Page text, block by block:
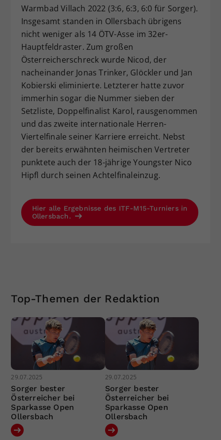
Warmbad Villach 2022 (3:6, 6:3, 6:0 für Sorger).
Insgesamt standen in Ollersbach übrigens
nicht weniger als 14 ÖTV-Asse im 32er-
Hauptfeldraster. Zum großen
Österreicherschreck wurde Nicod, der
nacheinander Jonas Trinker, Glöckler und Jan
Kobierski eliminierte. Letzterer hatte zuvor
immerhin sogar die Nummer sieben der
Setzliste, Doppelfinalist Karol, rausgenommen
und das zweite internationale Herren-
Viertelfinale seiner Karriere erreicht. Nebst
der bereits erwähnten heimischen Vertreter
punktete auch der 18-jährige Youngster Nico
Hipfl durch seinen Achtelfinaleinzug.
Hier alle Ergebnisse des ITF-M15-Turniers in
Ollersbach.
Top-Themen der Redaktion
29.07.2025
Sorger bester
Österreicher bei
Sparkasse Open
Ollersbach
29.07.2025
Sorger bester
Österreicher bei
Sparkasse Open
Ollersbach